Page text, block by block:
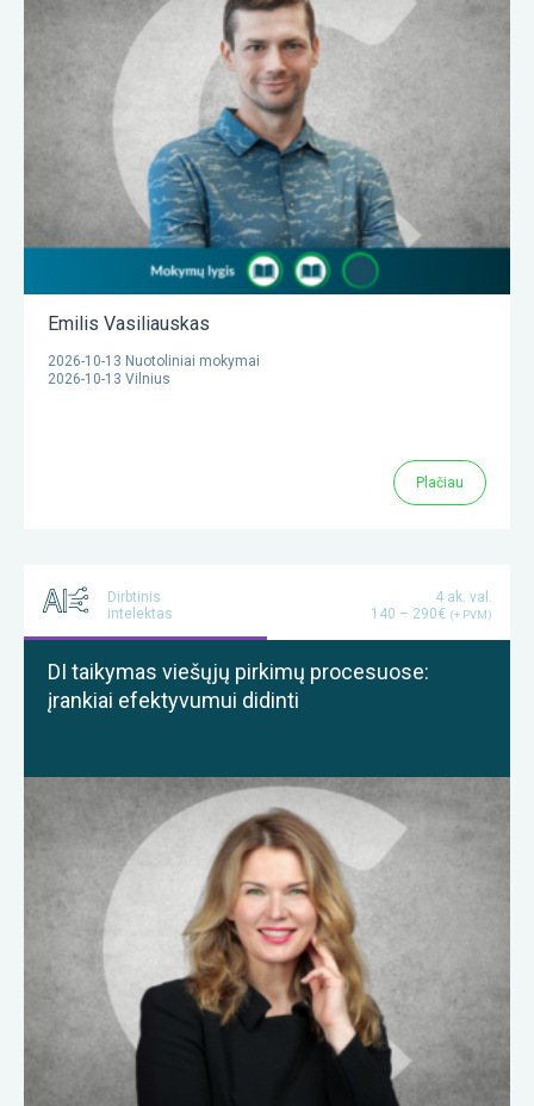
Emilis Vasiliauskas
2026-10-13 Nuotoliniai mokymai
2026-10-13 Vilnius
Plačiau
Dirbtinis
intelektas
4 ak. val.
140 – 290€ (+ PVM)
DI taikymas viešųjų pirkimų procesuose:
įrankiai efektyvumui didinti